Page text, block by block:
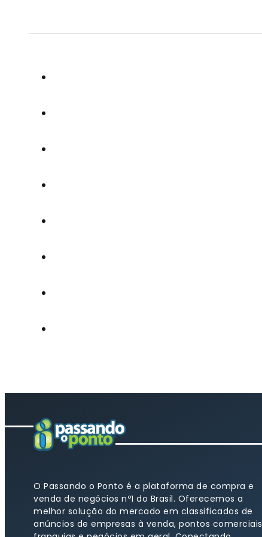
O Passando o Ponto é a plataforma de compra e
venda de negócios nº1 do Brasil. Oferecemos a
melhor solução do mercado em classificados de
anúncios de empresas à venda, pontos comerciais